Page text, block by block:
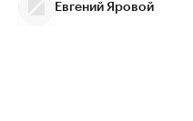
Евгений Яровой